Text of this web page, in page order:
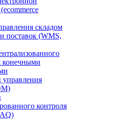
складом
поставок (WMS,
конечными
контроля